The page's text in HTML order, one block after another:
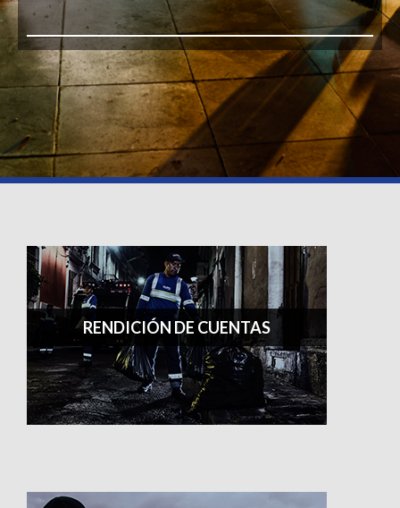
RENDICIÓN DE CUENTAS